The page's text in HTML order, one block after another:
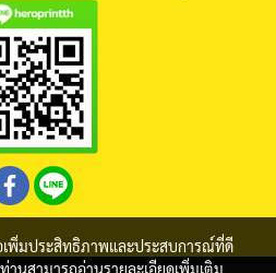
เพิ่มประสิทธิภาพและประสบการณ์ที่ดี
านสามารถอ่านรายละเอียดเพิ่มเติม